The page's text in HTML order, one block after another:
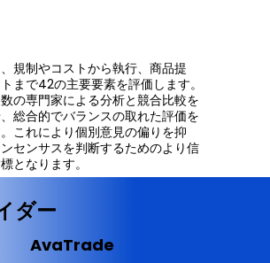
規制やコストから執行、商品提
まで42の主要要素を評価します。
の専門家による分析と競合比較を
総合的でバランスの取れた評価を
これにより個別意見の偏りを抑
センサスを判断するためのより信
となります。
ダー
AvaTrade